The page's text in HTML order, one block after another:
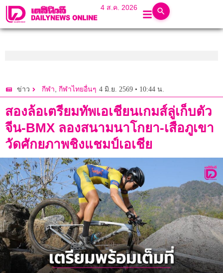
4 ส.ค. 2026
ข่าว กีฬา, กีฬาไทยอื่นๆ 4 มิ.ย. 2569 • 10:44 น.
สองล้อเตรียมทัพเอเชียนเกมส์ลู่เก็บตัว
จีน-BMX ลองสนามนาโกยา-เสือภูเขา
วัดศักยภาพชิงแชมป์เอเชีย